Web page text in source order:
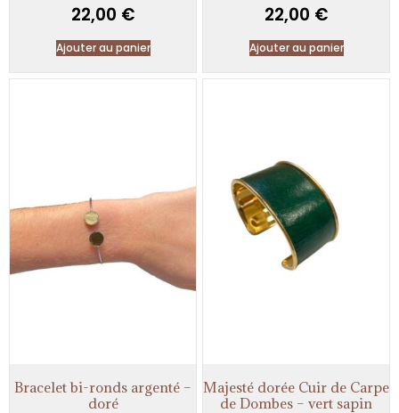
22,00 €
Ajouter au panier
22,00 €
Ajouter au panier
Bracelet bi-ronds argenté –
doré
Majesté dorée Cuir de Carpe
de Dombes – vert sapin